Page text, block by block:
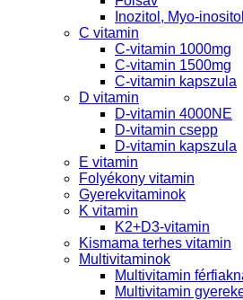
Inozitol, Myo-inositol
C vitamin
C-vitamin 1000mg
C-vitamin 1500mg
C-vitamin kapszula
D vitamin
D-vitamin 4000NE
D-vitamin csepp
D-vitamin kapszula
E vitamin
Folyékony vitamin
Gyerekvitaminok
K vitamin
K2+D3-vitamin
Kismama terhes vitamin
Multivitaminok
Multivitamin
Multivitamin